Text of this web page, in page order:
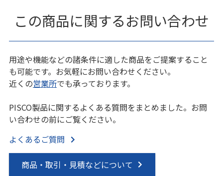
この商品に関するお問い合わせ
用途や機能などの諸条件に適した商品をご提案すること
も可能です。お気軽にお問い合わせください。
近くの営業所でも承っております。
PISCO製品に関するよくある質問をまとめました。お問
い合わせの前にご覧ください。
よくあるご質問
商品・取引・見積などについて